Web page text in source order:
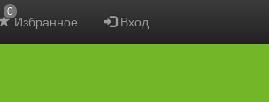
Избранное
0
Вход